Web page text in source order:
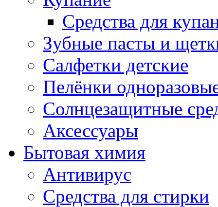
Средства для
Зубные пасты и
Салфетки детские
Пелёнки
Солнцезащитные
Аксессуары
Бытовая химия
Антивирус
Средства для стирки